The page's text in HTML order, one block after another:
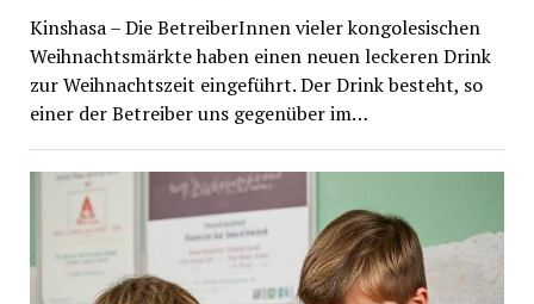
Kinshasa – Die BetreiberInnen vieler kongolesischen
Weihnachtsmärkte haben einen neuen leckeren Drink
zur Weihnachtszeit eingeführt. Der Drink besteht, so
einer der Betreiber uns gegenüber im…